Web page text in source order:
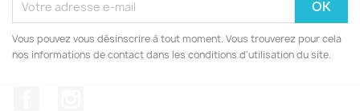
Vous pouvez vous désinscrire à tout moment. Vous trouverez pour cela
nos informations de contact dans les conditions d'utilisation du site.